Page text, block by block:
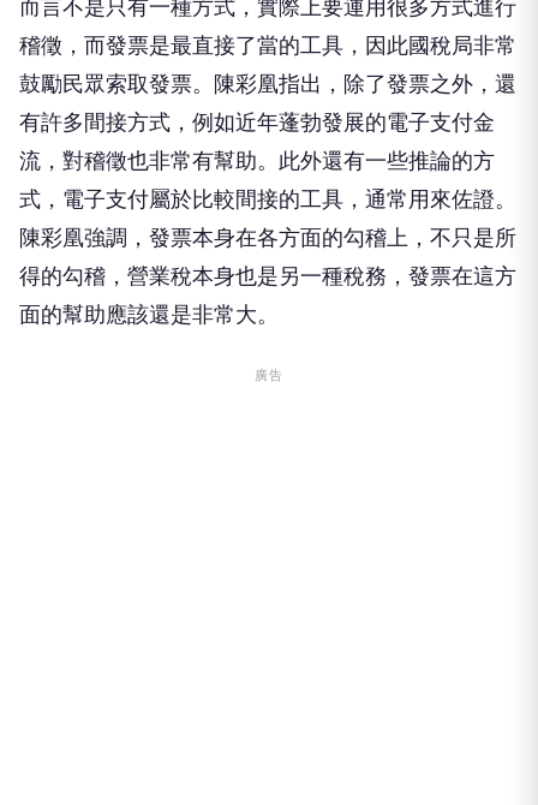
而言不是只有一種方式，實際上要運用很多方式進行
稽徵，而發票是最直接了當的工具，因此國稅局非常
鼓勵民眾索取發票。陳彩凰指出，除了發票之外，還
有許多間接方式，例如近年蓬勃發展的電子支付金
流，對稽徵也非常有幫助。此外還有一些推論的方
式，電子支付屬於比較間接的工具，通常用來佐證。
陳彩凰強調，發票本身在各方面的勾稽上，不只是所
得的勾稽，營業稅本身也是另一種稅務，發票在這方
面的幫助應該還是非常大。
廣告